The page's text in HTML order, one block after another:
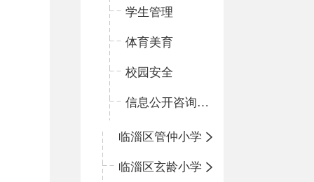
学生管理
体育美育
校园安全
信息公开咨询指南
临淄区管仲小学
临淄区玄龄小学